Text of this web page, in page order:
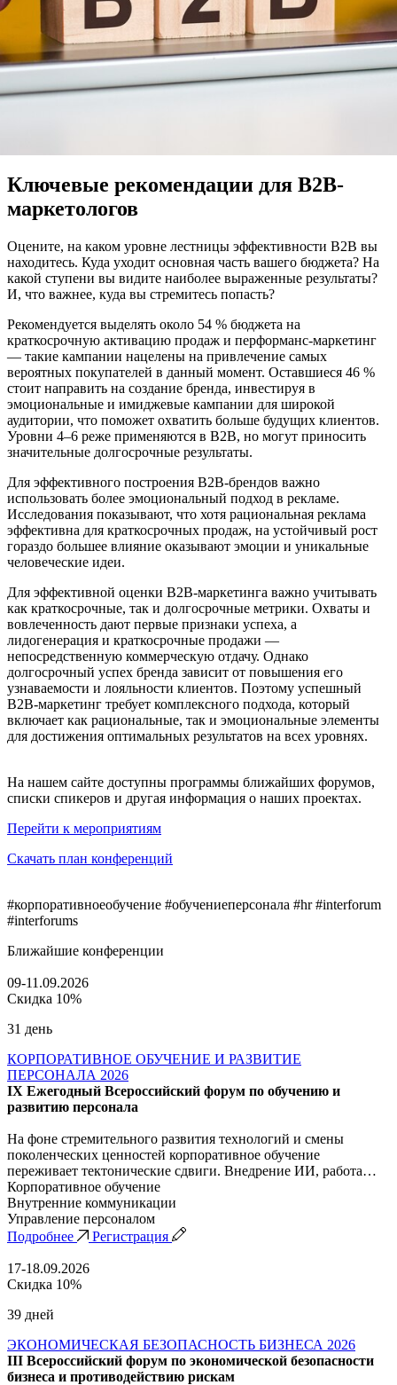
Ключевые рекомендации для B2B-
маркетологов
Оцените, на каком уровне лестницы эффективности B2B вы
находитесь. Куда уходит основная часть вашего бюджета? На
какой ступени вы видите наиболее выраженные результаты?
И, что важнее, куда вы стремитесь попасть?
Рекомендуется выделять около 54 % бюджета на
краткосрочную активацию продаж и перформанс-маркетинг
— такие кампании нацелены на привлечение самых
вероятных покупателей в данный момент. Оставшиеся 46 %
стоит направить на создание бренда, инвестируя в
эмоциональные и имиджевые кампании для широкой
аудитории, что поможет охватить больше будущих клиентов.
Уровни 4–6 реже применяются в B2B, но могут приносить
значительные долгосрочные результаты.
Для эффективного построения B2B-брендов важно
использовать более эмоциональный подход в рекламе.
Исследования показывают, что хотя рациональная реклама
эффективна для краткосрочных продаж, на устойчивый рост
гораздо большее влияние оказывают эмоции и уникальные
человеческие идеи.
Для эффективной оценки B2B-маркетинга важно учитывать
как краткосрочные, так и долгосрочные метрики. Охваты и
вовлеченность дают первые признаки успеха, а
лидогенерация и краткосрочные продажи —
непосредственную коммерческую отдачу. Однако
долгосрочный успех бренда зависит от повышения его
узнаваемости и лояльности клиентов. Поэтому успешный
B2B-маркетинг требует комплексного подхода, который
включает как рациональные, так и эмоциональные элементы
для достижения оптимальных результатов на всех уровнях.
На нашем сайте доступны программы ближайших форумов,
списки спикеров и другая информация о наших проектах.
Перейти к мероприятиям
Скачать план конференций
#корпоративноеобучение #обучениеперсонала #hr #interforum
#interforums
Ближайшие конференции
09-11.09.2026
Скидка 10%
31 день
КОРПОРАТИВНОЕ ОБУЧЕНИЕ И РАЗВИТИЕ
ПЕРСОНАЛА 2026
IX Ежегодный Всероссийский форум по обучению и
развитию персонала
На фоне стремительного развития технологий и смены
поколенческих ценностей корпоративное обучение
переживает тектонические сдвиги. Внедрение ИИ, работа…
Корпоративное обучение
Внутренние коммуникации
Управление персоналом
Подробнее
Регистрация
17-18.09.2026
Скидка 10%
39 дней
ЭКОНОМИЧЕСКАЯ БЕЗОПАСНОСТЬ БИЗНЕСА 2026
III Всероссийский форум по экономической безопасности
бизнеса и противодействию рискам